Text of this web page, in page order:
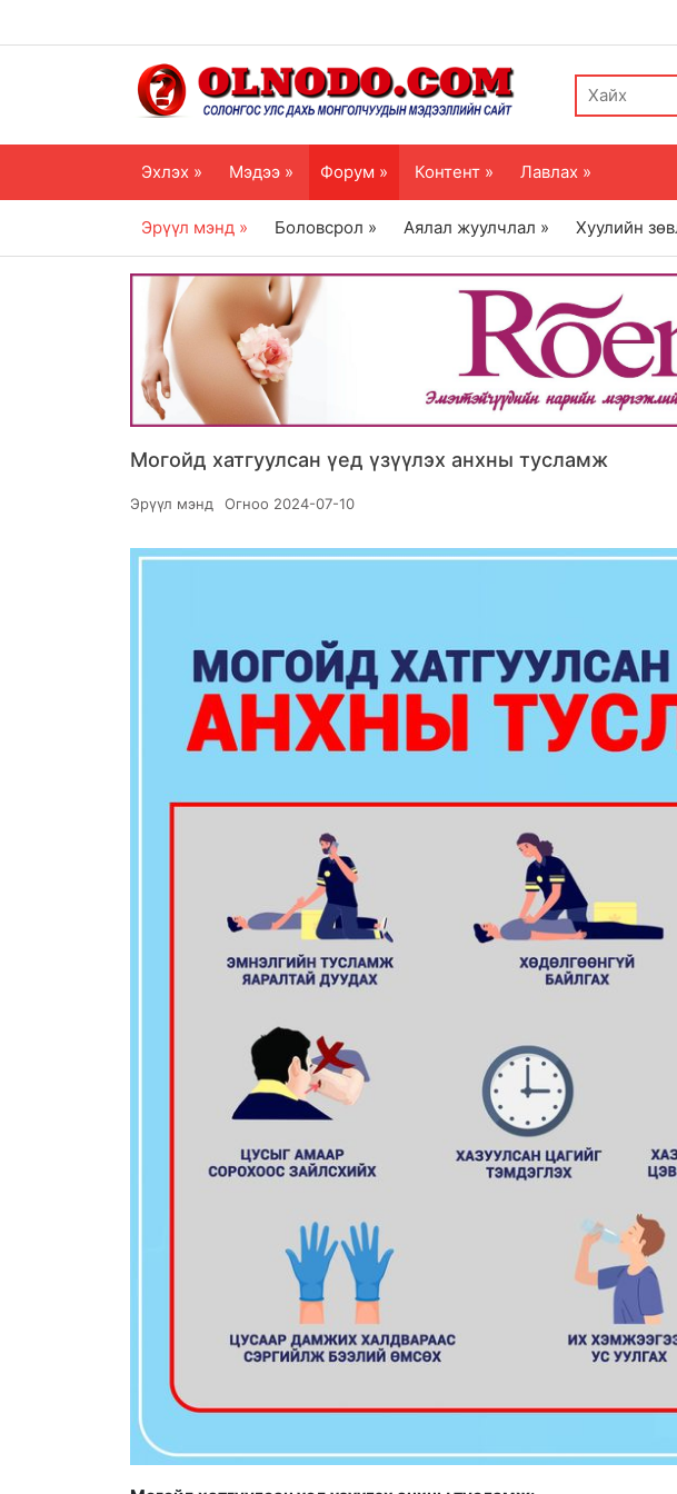
Эхлэх » Мэдээ » Форум » Контент » Лавлах »
Эрүүл мэнд » Боловсрол » Аялал жуулчлал » Хуулийн
Могойд хатгуулсан үед үзүүлэх анхны тусламж
Эрүүл мэнд Огноо 2024-07-10